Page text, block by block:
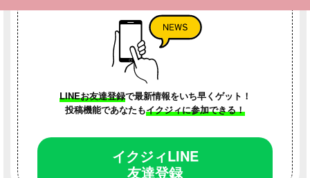
LINEお友達登録で最新情報をいち早くゲット！
投稿機能であなたもイクジィに参加できる！
イクジィLINE
友達登録